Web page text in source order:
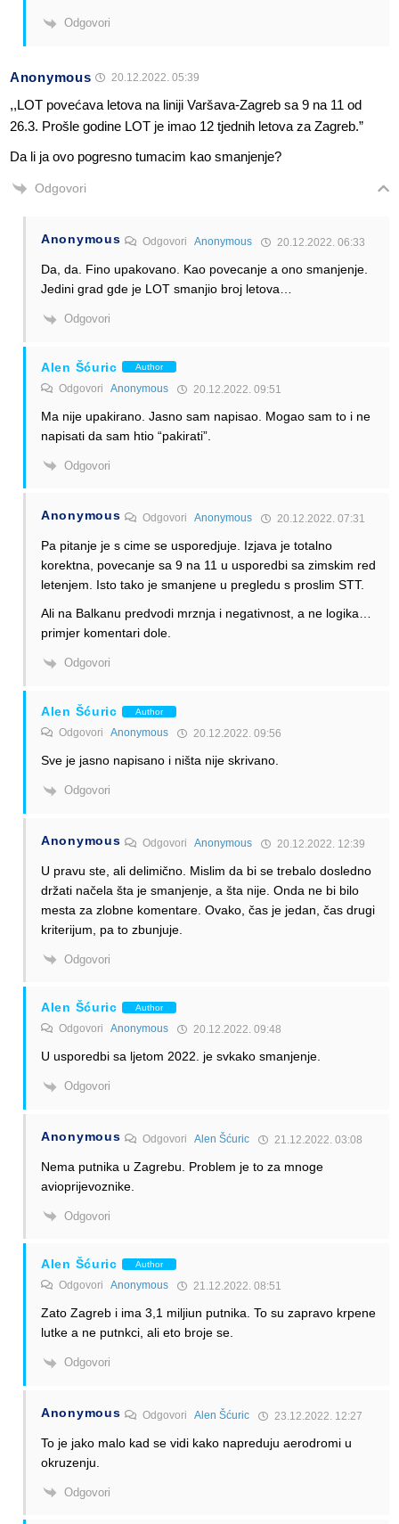
Odgovori
Anonymous 20.12.2022. 05:39
,,LOT povećava letova na liniji Varšava-Zagreb sa 9 na 11 od
26.3. Prošle godine LOT je imao 12 tjednih letova za Zagreb.”
Da li ja ovo pogresno tumacim kao smanjenje?
Odgovori
Anonymous OdgovoriAnonymous 20.12.2022. 06:33
Da, da. Fino upakovano. Kao povecanje a ono smanjenje.
Jedini grad gde je LOT smanjio broj letova…
Odgovori
Alen Šćuric Author
Odgovori Anonymous 20.12.2022. 09:51
Ma nije upakirano. Jasno sam napisao. Mogao sam to i ne
napisati da sam htio “pakirati”.
Odgovori
Anonymous OdgovoriAnonymous 20.12.2022. 07:31
Pa pitanje je s cime se usporedjuje. Izjava je totalno
korektna, povecanje sa 9 na 11 u usporedbi sa zimskim red
letenjem. Isto tako je smanjene u pregledu s proslim STT.
Ali na Balkanu predvodi mrznja i negativnost, a ne logika…
primjer komentari dole.
Odgovori
Alen Šćuric Author
Odgovori Anonymous 20.12.2022. 09:56
Sve je jasno napisano i ništa nije skrivano.
Odgovori
Anonymous OdgovoriAnonymous 20.12.2022. 12:39
U pravu ste, ali delimično. Mislim da bi se trebalo dosledno
držati načela šta je smanjenje, a šta nije. Onda ne bi bilo
mesta za zlobne komentare. Ovako, čas je jedan, čas drugi
kriterijum, pa to zbunjuje.
Odgovori
Alen Šćuric Author
Odgovori Anonymous 20.12.2022. 09:48
U usporedbi sa ljetom 2022. je svkako smanjenje.
Odgovori
Anonymous OdgovoriAlen Šćuric 21.12.2022. 03:08
Nema putnika u Zagrebu. Problem je to za mnoge
avioprijevoznike.
Odgovori
Alen Šćuric Author
Odgovori Anonymous 21.12.2022. 08:51
Zato Zagreb i ima 3,1 miljiun putnika. To su zapravo krpene
lutke a ne putnkci, ali eto broje se.
Odgovori
Anonymous OdgovoriAlen Šćuric 23.12.2022. 12:27
To je jako malo kad se vidi kako napreduju aerodromi u
okruzenju.
Odgovori